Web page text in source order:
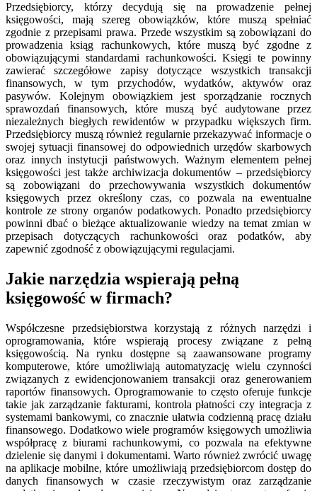
Przedsiębiorcy, którzy decydują się na prowadzenie pełnej
księgowości, mają szereg obowiązków, które muszą spełniać
zgodnie z przepisami prawa. Przede wszystkim są zobowiązani do
prowadzenia ksiąg rachunkowych, które muszą być zgodne z
obowiązującymi standardami rachunkowości. Księgi te powinny
zawierać szczegółowe zapisy dotyczące wszystkich transakcji
finansowych, w tym przychodów, wydatków, aktywów oraz
pasywów. Kolejnym obowiązkiem jest sporządzanie rocznych
sprawozdań finansowych, które muszą być audytowane przez
niezależnych biegłych rewidentów w przypadku większych firm.
Przedsiębiorcy muszą również regularnie przekazywać informacje o
swojej sytuacji finansowej do odpowiednich urzędów skarbowych
oraz innych instytucji państwowych. Ważnym elementem pełnej
księgowości jest także archiwizacja dokumentów – przedsiębiorcy
są zobowiązani do przechowywania wszystkich dokumentów
księgowych przez określony czas, co pozwala na ewentualne
kontrole ze strony organów podatkowych. Ponadto przedsiębiorcy
powinni dbać o bieżące aktualizowanie wiedzy na temat zmian w
przepisach dotyczących rachunkowości oraz podatków, aby
zapewnić zgodność z obowiązującymi regulacjami.
Jakie narzędzia wspierają pełną
księgowość w firmach?
Współczesne przedsiębiorstwa korzystają z różnych narzędzi i
oprogramowania, które wspierają procesy związane z pełną
księgowością. Na rynku dostępne są zaawansowane programy
komputerowe, które umożliwiają automatyzację wielu czynności
związanych z ewidencjonowaniem transakcji oraz generowaniem
raportów finansowych. Oprogramowanie to często oferuje funkcje
takie jak zarządzanie fakturami, kontrola płatności czy integracja z
systemami bankowymi, co znacznie ułatwia codzienną pracę działu
finansowego. Dodatkowo wiele programów księgowych umożliwia
współpracę z biurami rachunkowymi, co pozwala na efektywne
dzielenie się danymi i dokumentami. Warto również zwrócić uwagę
na aplikacje mobilne, które umożliwiają przedsiębiorcom dostęp do
danych finansowych w czasie rzeczywistym oraz zarządzanie